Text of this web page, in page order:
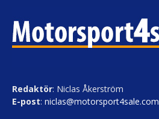
Redaktör: Niclas Åkerström
E-post: niclas@motorsport4sale.com